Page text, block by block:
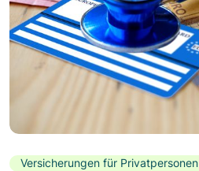
Versicherungen für Privatpersonen